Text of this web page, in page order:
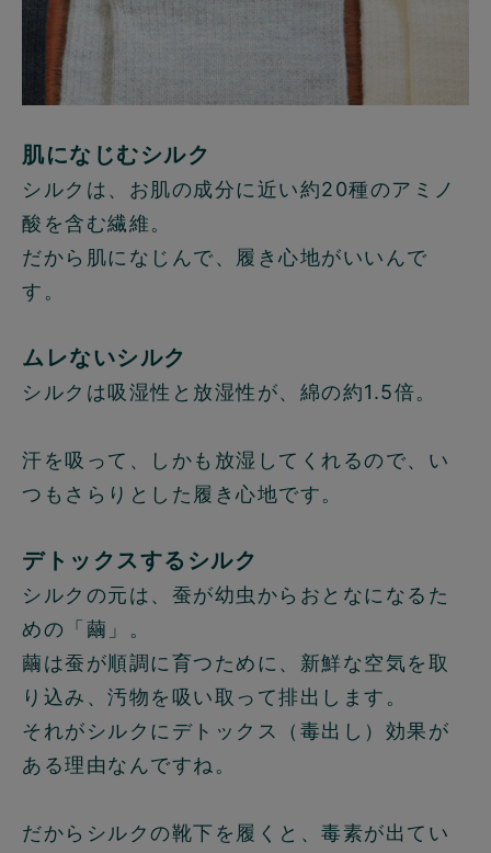
肌になじむシルク
シルクは、お肌の成分に近い約20種のアミノ
酸を含む繊維。
だから肌になじんで、履き心地がいいんで
す。
ムレないシルク
シルクは吸湿性と放湿性が、綿の約1.5倍。
汗を吸って、しかも放湿してくれるので、い
つもさらりとした履き心地です。
デトックスするシルク
シルクの元は、蚕が幼虫からおとなになるた
めの「繭」。
繭は蚕が順調に育つために、新鮮な空気を取
り込み、汚物を吸い取って排出します。
それがシルクにデトックス（毒出し）効果が
ある理由なんですね。
だからシルクの靴下を履くと、毒素が出てい